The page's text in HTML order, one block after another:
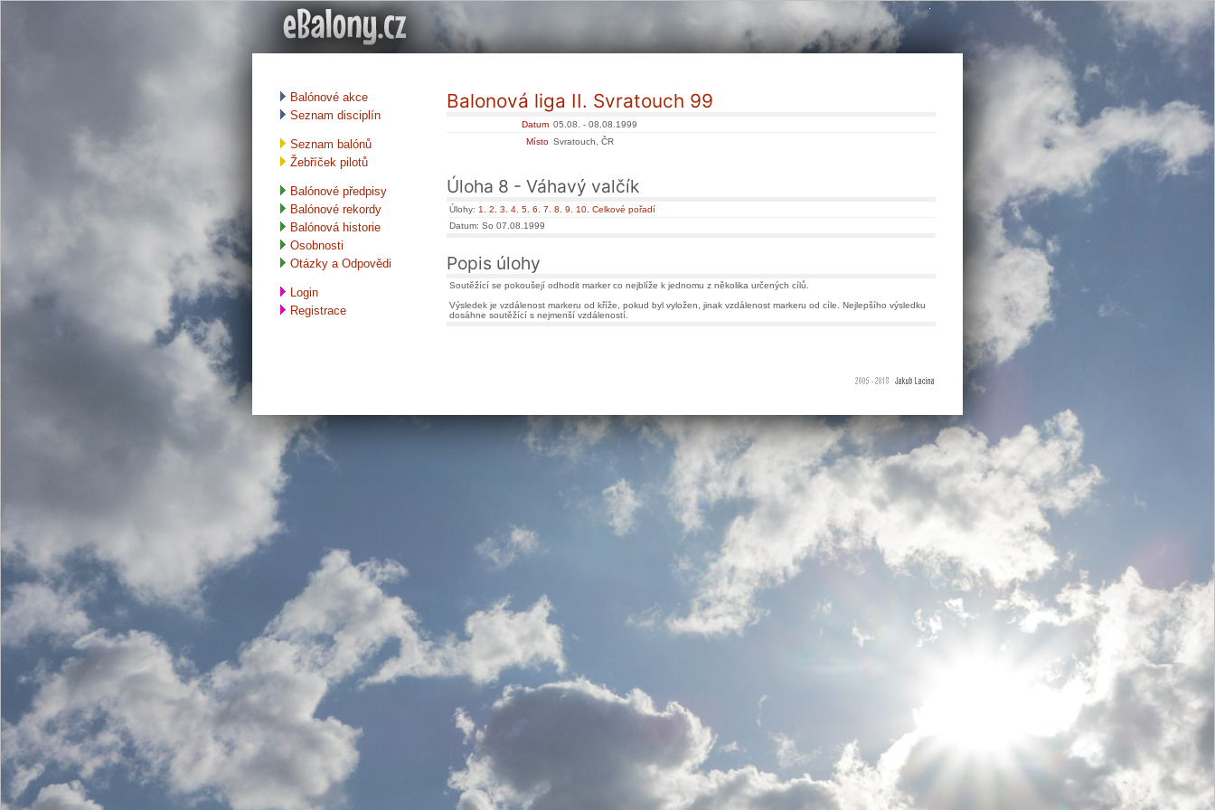
Balónové akce
Seznam disciplín
Seznam balónů
Žebříček pilotů
Balónové předpisy
Balónové rekordy
Balónová historie
Osobnosti
Otázky a Odpovědi
Login
Registrace
Balonová liga II. Svratouch 99
Datum 05.08. - 08.08.1999
Místo Svratouch, ČR
Úloha 8 - Váhavý valčík
Úlohy: 1. 2. 3. 4. 5. 6. 7. 8. 9. 10. Celkové pořadí
Datum: So 07.08.1999
Popis úlohy
Soutěžící se pokoušejí odhodit marker co nejblíže k jednomu z několika určených cílů.
Výsledek je vzdálenost markeru od kříže, pokud byl vyložen, jinak vzdálenost markeru od cíle. Nejlepšího výsledku
dosáhne soutěžící s nejmenší vzdáleností.